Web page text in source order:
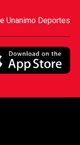
Unanimo Deportes